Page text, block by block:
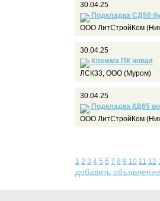
30.04.25
Подкладка СД50
ООО ЛитСтройКом
30.04.25
Клемма ПК новая
ЛСК33, ООО (Муром)
30.04.25
Подкладка КД65
ООО ЛитСтройКом
1 2 3 4 5 6 7 8 9 10 11 12
добавить объявление